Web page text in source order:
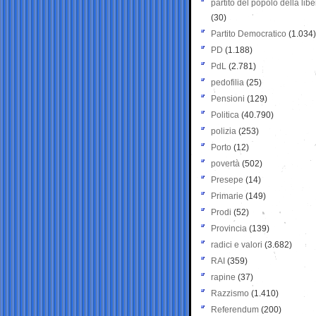
partito del popolo della
(30)
Partito Democratico (1.034)
PD (1.188)
PdL (2.781)
pedofilia (25)
Pensioni (129)
Politica (40.790)
polizia (253)
Porto (12)
povertà (502)
Presepe (14)
Primarie (149)
Prodi (52)
Provincia (139)
radici e valori (3.682)
RAI (359)
rapine (37)
Razzismo (1.410)
Referendum (200)